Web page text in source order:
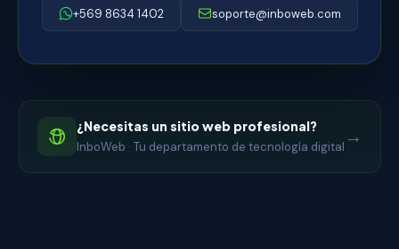
+569 8634 1402 soporte@inboweb.com
¿Necesitas un sitio web profesional?
InboWeb · Tu departamento de tecnología digital →